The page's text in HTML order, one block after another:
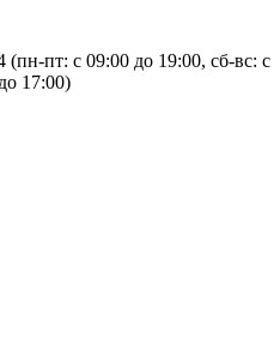
(пн-пт: с 09:00 до 19:00, сб-вс: с
17:00)